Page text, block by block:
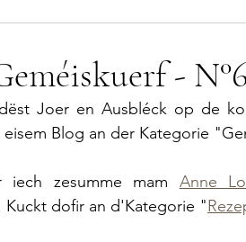
-
Joer en Ausbléck op de
Blog an der Kategorie
iech zesumme mam Anne
Kuckt dofir an d'Kategorie "